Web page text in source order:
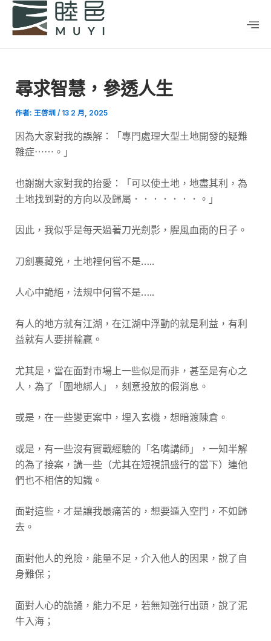
尋求智慧，參透人生
作者: 王啓圳 / 13 2 月, 2025
因為大家對我的誤解：「專門處理大型土地開發的疑難
雜症⋯⋯。」
也謝謝大家對我的抬愛：「可以使土地，地盡其利，為
土地找到對的方向以及歸屬．．．．．．．。」
因此，我似乎是每天過著刀光劍影，腥風血雨的日子。
刀劍裏藏兇，土地裡何嘗不是…..
人心中詭絕，法規中何嘗不是…..
有人的地方就有江湖，在江湖中浮動的就是利益，有利
益就有人要拼輸贏。
尤其是，當在面對市場上一些似是而非，甚至是有心之
人，為了「圍地綁人」，刻意投放的假消息。
或是，在一些變更案中，埋入玄機，想暗渡陳倉。
或是，有一些沒有實戰經驗的「名嘴講師」，一知半解
的為了接案，講一些（尤其在短視訊盛行的當下）連他
們也不相信的知識。
面對這些，才是讓我最痛苦的，想要遁入空門，不如歸
去。
面對他人的兇險，能量不足，介入他人的因果，說了自
身難保；
面對人心的詭譎，能力不足，若無知強行出頭，說了泥
牛入海；
Post
navigation